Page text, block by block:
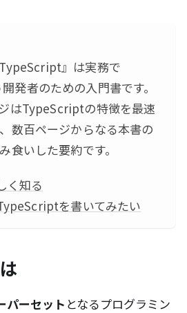
』は実務で
発者のための入門書です。
はTypeScriptの特徴を最速
数百ページからなる本書の
食いした要約です。
く知る
を書いてみたい
パーセット となるプログラミン